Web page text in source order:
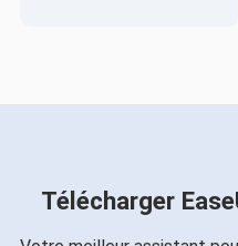
Télécharger